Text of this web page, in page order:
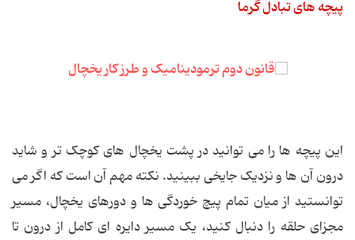
پیچه های تبادل گرما
این پیچه ها را می توانید در پشت یخچال های کوچک تر و شاید
درون آن ها و نزدیک جایخی ببینید. نکته مهم آن است که اگر می
توانستید از میان تمام پیچ خوردگی ها و دورهای یخچال، مسیر
مجزای حلقه را دنبال کنید، یک مسیر دایره ای کامل از درون تا